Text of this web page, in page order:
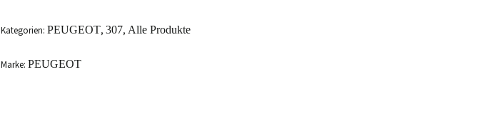
Kategorien: PEUGEOT, 307, Alle Produkte
Marke: PEUGEOT